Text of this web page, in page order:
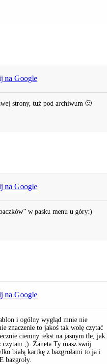
na Google
strony, tuż pod archiwum 🙂
na Google
w pasku menu u góry:)
na Google
i ogólny wygląd mnie nie
znaczenie to jakoś tak wolę czytać
ciemny tekst na jasnym tle, jak
;). Żaneta Ty masz swój
białą kartkę z bazgrołami to ja i
bazgroły.